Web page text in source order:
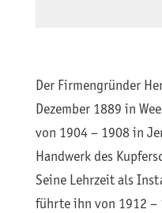
Der Firmengründer
Dezember 1889 in
von 1904 – 1908 in
Handwerk des
Seine Lehrzeit als
führte ihn von 1912 –